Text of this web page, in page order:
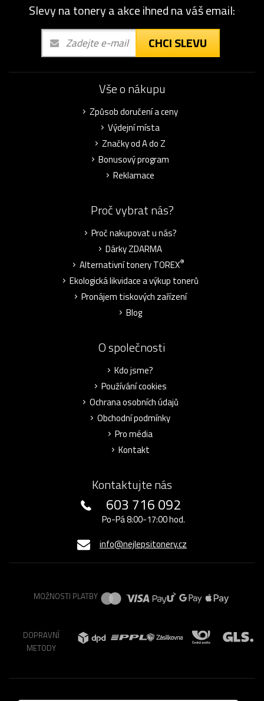
Slevy na tonery a akce ihned na váš email:
CHCI SLEVU
Vše o nákupu
Způsob doručení a ceny
Výdejní místa
Značky od A do Z
Bonusový program
Reklamace
Proč vybrat nás?
Proč nakupovat u nás?
Dárky ZDARMA
Alternativní tonery TOREX®
Ekologická likvidace a výkup tonerů
Pronájem tiskových zařízení
Blog
O společnosti
Kdo jsme?
Používání cookies
Ochrana osobních údajů
Obchodní podmínky
Pro média
Kontakt
Kontaktujte nás
603 716 092
Po-Pá 8:00-17:00 hod.
info@nejlepsitonery.cz
MOŽNOSTI PLATBY
DOPRAVNÍ
METODY